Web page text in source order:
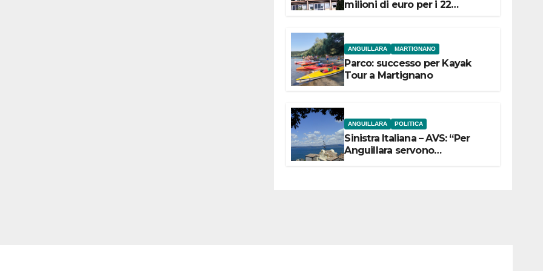
milioni di euro per i 22
ANGUILLARA MARTIGNANO
Parco: successo per Kayak
Tour a Martignano
ANGUILLARA POLITICA
Sinistra Italiana – AVS: “Per
Anguillara servono